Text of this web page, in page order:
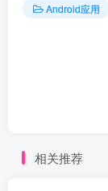
Android应用
相关推荐